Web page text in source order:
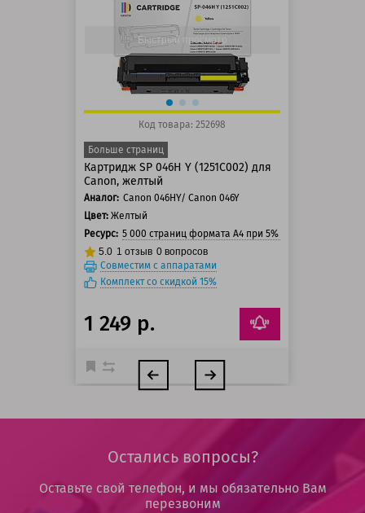
125 баллов
150 баллов
Быстрый просмотр
Код товара: 252698
Больше страниц
Картридж SP 046H Y (1251C002) для
Canon, желтый
Аналог: Canon 046HY/ Canon 046Y
Цвет: Желтый
Ресурс: 5 000 страниц формата А4 при 5% заполнении
5.0 1 отзыв 0 вопросов
Совместим с аппаратами
Комплект со скидкой 15%
1 249 р.
Остались вопросы?
Оставьте свой телефон, и мы обязательно Вам
перезвоним